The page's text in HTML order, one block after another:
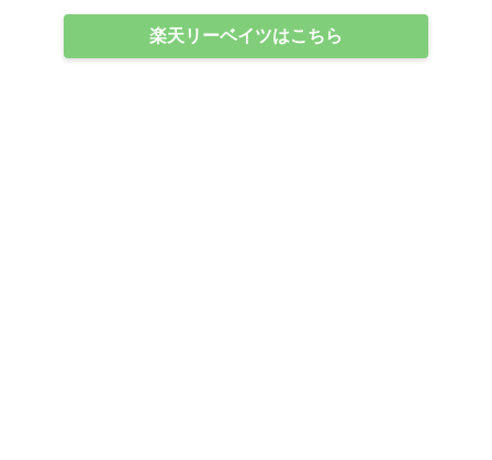
楽天リーベイツはこちら